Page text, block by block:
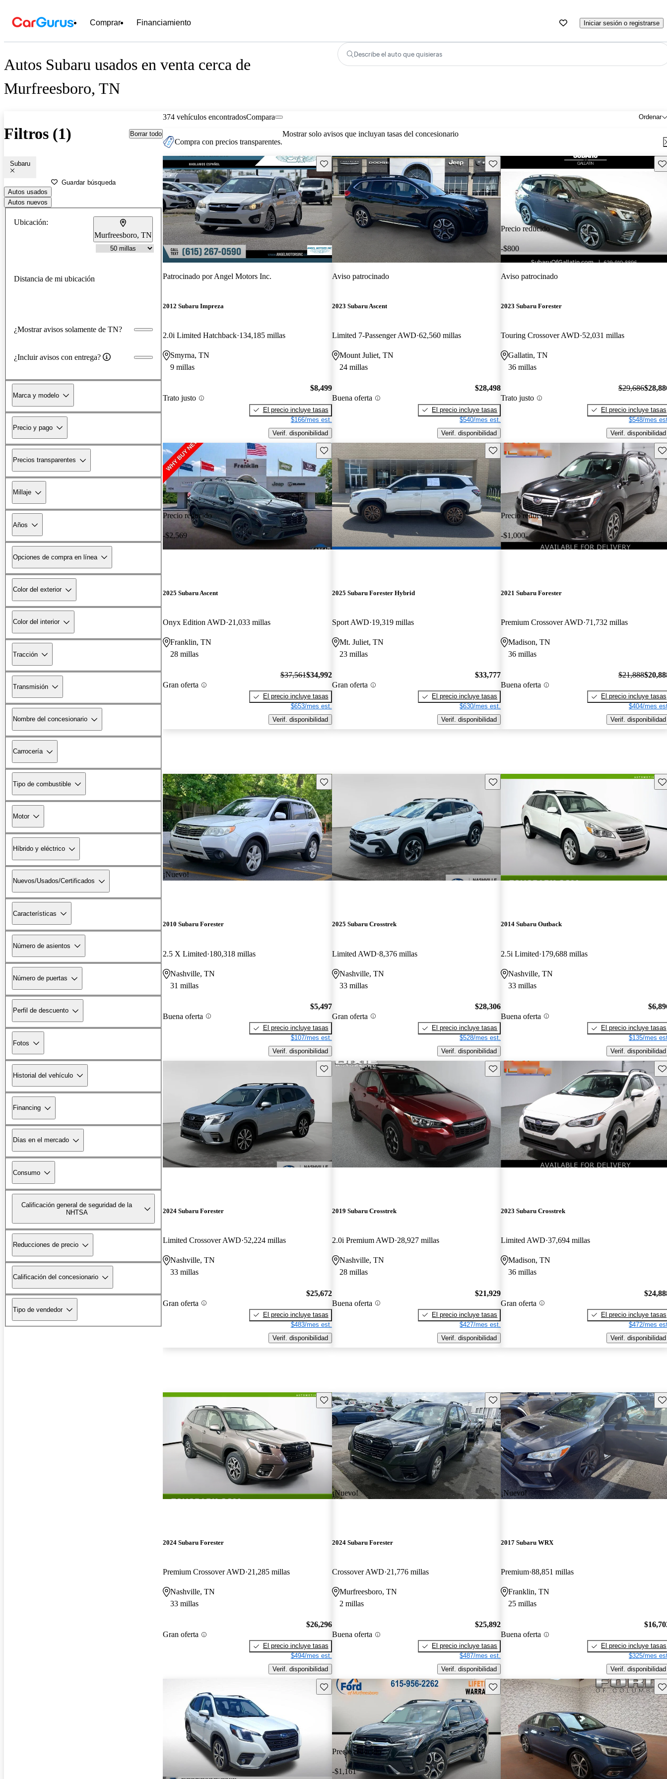
Comprar Financiamiento Iniciar sesión o registrarse
Autos Subaru usados en venta cerca de
Murfreesboro, TN
Describe el auto que quisieras
Filtros (1) Borrar todo
Subaru
Guardar búsqueda
Autos usados
Autos nuevos
Ubicación:
Murfreesboro, TN
Distancia de mi ubicación
¿Mostrar avisos solamente de TN?
¿Incluir avisos con entrega?
Marca y modelo
Precio y pago
Precios transparentes
Millaje
Años
Opciones de compra en línea
Color del exterior
Color del interior
Tracción
Transmisión
Nombre del concesionario
Carrocería
Tipo de combustible
Motor
Híbrido y eléctrico
Nuevos/Usados/Certificados
Características
Número de asientos
Número de puertas
Perfil de descuento
Fotos
Historial del vehículo
Financing
Días en el mercado
Consumo
Calificación general de seguridad de la
NHTSA
Reducciones de precio
Calificación del concesionario
Tipo de vendedor
374 vehículos encontrados Ordenar
Compara
Compra con precios transparentes.
Mostrar solo avisos que incluyan tasas del concesionario
Guarda este Aviso
Patrocinado porAngel Motors Inc.
2012 Subaru Impreza
2.0i Limited Hatchback 134,185 millas
Smyrna, TN
9 millas
Trato justo
$8,499
El precio incluye tasas
$166/mes est.
Verif. disponibilidad
Guarda este Aviso
Aviso patrocinado
2023 Subaru Ascent
Limited 7-Passenger AWD 62,560 millas
Mount Juliet, TN
24 millas
Buena oferta
$28,498
El precio incluye tasas
$540/mes est.
Verif. disponibilidad
Precio reducido
-$800
Aviso patrocinado
2023 Subaru Forester
Touring Crossover AWD 52,031 millas
Gallatin, TN
36 millas
Trato justo
$29,686
El precio incluye tasas
$548/mes
Verif. disponibilidad
Precio reducido
-$2,569
Guarda este Aviso
2025 Subaru Ascent
Onyx Edition AWD 21,033 millas
Franklin, TN
28 millas
Gran oferta
$37,561$34,992
El precio incluye tasas
$653/mes est.
Verif. disponibilidad
Guarda este Aviso
2025 Subaru Forester Hybrid
Sport AWD 19,319 millas
Mt. Juliet, TN
23 millas
Gran oferta
$33,777
El precio incluye tasas
$630/mes est.
Verif. disponibilidad
Precio reducido
-$1,000
2021 Subaru Forester
Premium Crossover AWD 71,732 millas
Madison, TN
36 millas
Buena oferta
$21,888
El precio incluye tasas
$404/mes
Verif. disponibilidad
¡Nuevo!
Guarda este Aviso
2010 Subaru Forester
2.5 X Limited 180,318 millas
Nashville, TN
31 millas
Buena oferta
$5,497
El precio incluye tasas
$107/mes est.
Verif. disponibilidad
Guarda este Aviso
2025 Subaru Crosstrek
Limited AWD 8,376 millas
Nashville, TN
33 millas
Gran oferta
$28,306
El precio incluye tasas
$528/mes est.
Verif. disponibilidad
2014 Subaru Outback
2.5i Limited 179,688 millas
Nashville, TN
33 millas
Buena oferta
El precio incluye tasas
$135/mes
Verif. disponibilidad
Guarda este Aviso
2024 Subaru Forester
Limited Crossover AWD 52,224 millas
Nashville, TN
33 millas
Gran oferta
$25,672
El precio incluye tasas
$483/mes est.
Verif. disponibilidad
Guarda este Aviso
2019 Subaru Crosstrek
2.0i Premium AWD 28,927 millas
Nashville, TN
28 millas
Buena oferta
$21,929
El precio incluye tasas
$427/mes est.
Verif. disponibilidad
2023 Subaru Crosstrek
Limited AWD 37,694 millas
Madison, TN
36 millas
Gran oferta
El precio incluye tasas
$472/mes
Verif. disponibilidad
Guarda este Aviso
2024 Subaru Forester
Premium Crossover AWD 21,285 millas
Nashville, TN
33 millas
Gran oferta
$26,296
El precio incluye tasas
$494/mes est.
Verif. disponibilidad
¡Nuevo!
Guarda este Aviso
2024 Subaru Forester
Crossover AWD 21,776 millas
Murfreesboro, TN
2 millas
Buena oferta
$25,892
El precio incluye tasas
$487/mes est.
Verif. disponibilidad
¡Nuevo!
2017 Subaru WRX
Premium 88,851 millas
Franklin, TN
25 millas
Buena oferta
El precio incluye tasas
$325/mes
Verif. disponibilidad
Guarda este Aviso
Precio reducido
-$1,161
Guarda este Aviso